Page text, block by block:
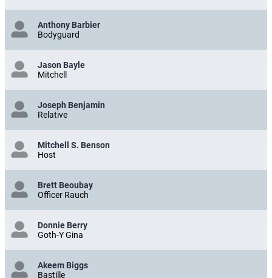
Anthony Barbier
Bodyguard
Jason Bayle
Mitchell
Joseph Benjamin
Relative
Mitchell S. Benson
Host
Brett Beoubay
Officer Rauch
Donnie Berry
Goth-Y Gina
Akeem Biggs
Bastille